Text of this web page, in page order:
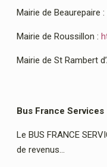
Mairie de Beaurepaire :
Mairie de Roussillon :
Mairie de St Rambert
Bus France Services
Le BUS FRANCE
de revenus…